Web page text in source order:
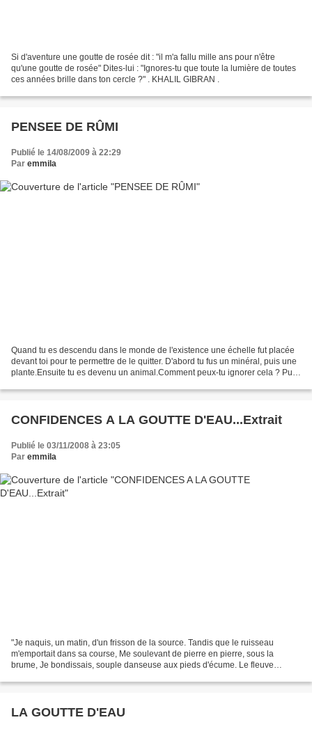
Si d'aventure une goutte de rosée dit : "il m'a fallu mille ans pour n'être
qu'une goutte de rosée" Dites-lui : "Ignores-tu que toute la lumière de toutes
ces années brille dans ton cercle ?" . KHALIL GIBRAN .
PENSEE DE RÛMI
Publié le 14/08/2009 à 22:29
Par emmila
Quand tu es descendu dans le monde de l'existence une échelle fut placée
devant toi pour te permettre de le quitter. D'abord tu fus un minéral, puis une
plante.Ensuite tu es devenu un animal.Comment peux-tu ignorer cela ? Puis
CONFIDENCES A LA GOUTTE D'EAU...Extrait
Publié le 03/11/2008 à 23:05
Par emmila
"Je naquis, un matin, d'un frisson de la source. Tandis que le ruisseau
m'emportait dans sa course, Me soulevant de pierre en pierre, sous la
brume, Je bondissais, souple danseuse aux pieds d'écume. Le fleuve
LA GOUTTE D'EAU